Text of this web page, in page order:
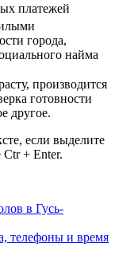
платежей
города,
найма
производится
готовности
другое.
если выделите
+ Enter.
в Гусь-
телефоны и время